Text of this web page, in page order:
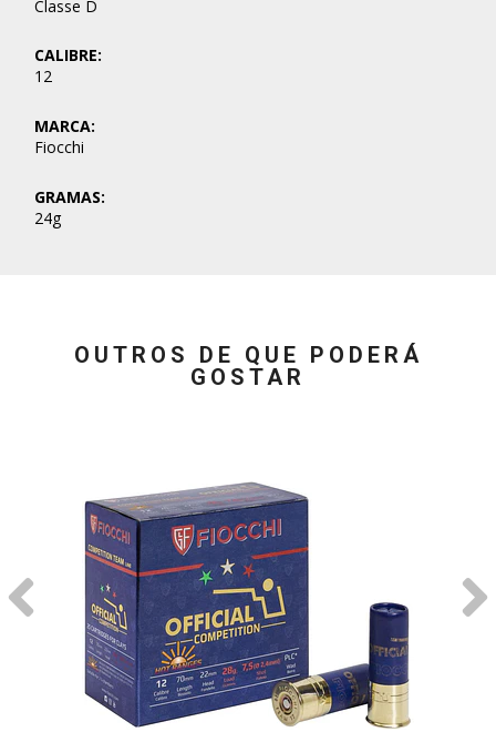
Classe D
CALIBRE:
12
MARCA:
Fiocchi
GRAMAS:
24g
OUTROS DE QUE PODERÁ
GOSTAR